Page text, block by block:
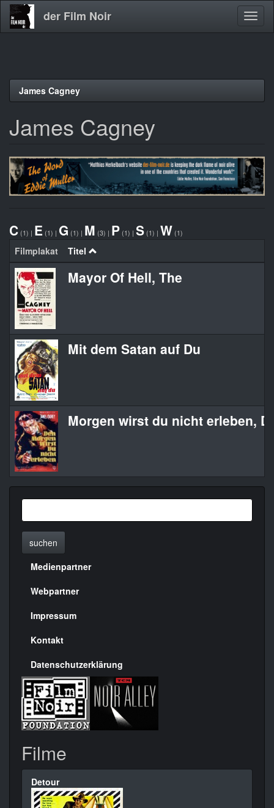
Direkt
der Film Noir
James Cagney
James Cagney
C (1) | E (1) | G (1) | M (3) | P (1) | S (1) | W (1)
Filmplakat Titel
Mayor Of Hell, The
Mit dem Satan auf Du
Morgen wirst du nicht erleben,
suchen
Menülinks
rechte
Seite
Medienpartner
Webpartner
Impressum
Kontakt
Datenschutzerklärung
Filme
Detour